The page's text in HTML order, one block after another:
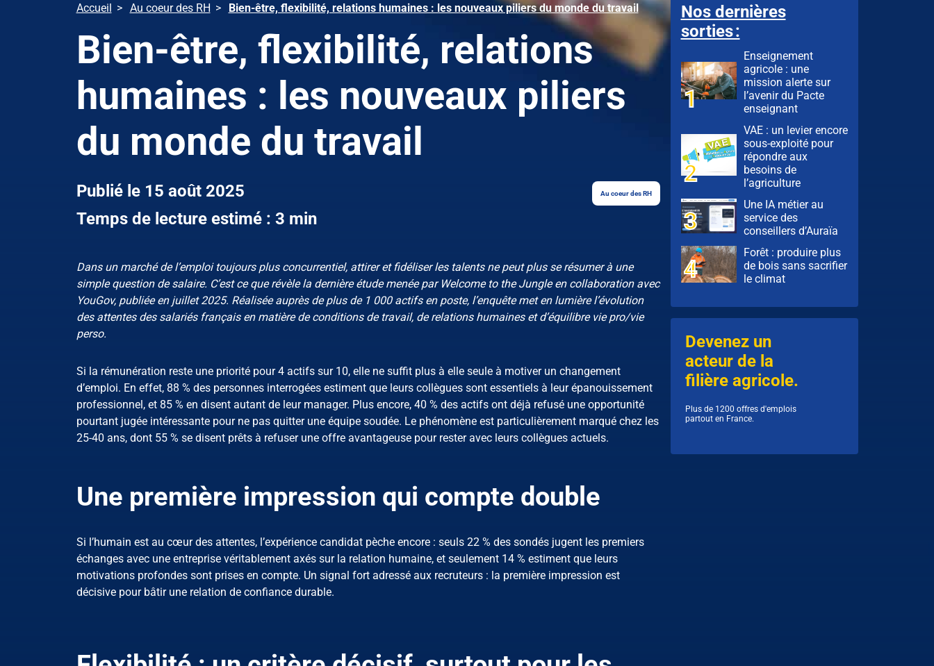
Accueil Au coeur des RH Bien-être, flexibilité, relations humaines : les nouveaux piliers du monde du travail
Bien-être, flexibilité, relations
humaines : les nouveaux piliers
du monde du travail
Publié le 15 août 2025
Temps de lecture estimé : 3 min
Au coeur des RH
Dans un marché de l’emploi toujours plus concurrentiel, attirer et fidéliser les talents ne peut plus se résumer à une
simple question de salaire. C’est ce que révèle la dernière étude menée par Welcome to the Jungle en collaboration avec
YouGov, publiée en juillet 2025. Réalisée auprès de plus de 1 000 actifs en poste, l’enquête met en lumière l’évolution
des attentes des salariés français en matière de conditions de travail, de relations humaines et d’équilibre vie pro/vie
perso.
Si la rémunération reste une priorité pour 4 actifs sur 10, elle ne suffit plus à elle seule à motiver un changement
d’emploi. En effet, 88 % des personnes interrogées estiment que leurs collègues sont essentiels à leur épanouissement
professionnel, et 85 % en disent autant de leur manager. Plus encore, 40 % des actifs ont déjà refusé une opportunité
pourtant jugée intéressante pour ne pas quitter une équipe soudée. Le phénomène est particulièrement marqué chez les
25-40 ans, dont 55 % se disent prêts à refuser une offre avantageuse pour rester avec leurs collègues actuels.
Une première impression qui compte double
Si l’humain est au cœur des attentes, l’expérience candidat pèche encore : seuls 22 % des sondés jugent les premiers
échanges avec une entreprise véritablement axés sur la relation humaine, et seulement 14 % estiment que leurs
motivations profondes sont prises en compte. Un signal fort adressé aux recruteurs : la première impression est
décisive pour bâtir une relation de confiance durable.
Nos dernières
sorties :
Enseignement
agricole : une
mission alerte sur
l’avenir du Pacte
enseignant
VAE : un levier encore
sous-exploité pour
répondre aux
besoins de
l’agriculture
Une IA métier au
service des
conseillers d’Auraïa
Forêt : produire plus
de bois sans sacrifier
le climat
Devenez un
acteur de la
filière agricole.
Plus de 1200 offres d'emplois
partout en France.